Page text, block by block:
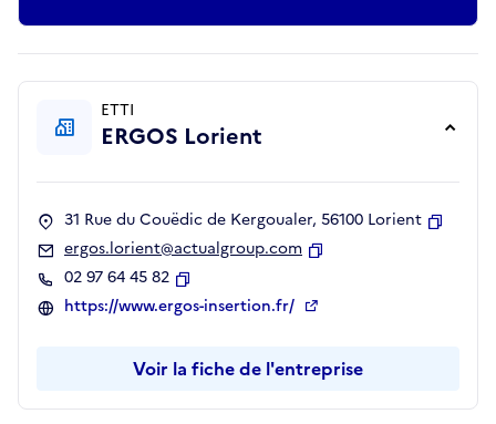
ETTI
ERGOS Lorient
31 Rue du Couëdic de Kergoualer, 56100 Lorient
ergos.lorient@actualgroup.com
02 97 64 45 82
Copier
https://www.ergos-insertion.fr/
Voir la fiche de l'entreprise